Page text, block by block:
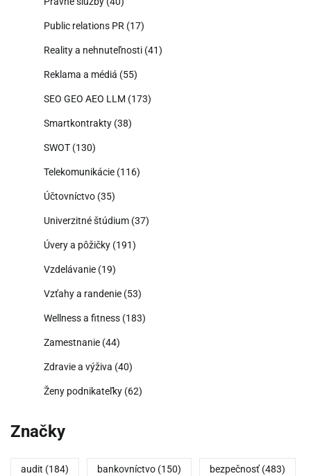
Public relations PR (17)
Reality a nehnuteľnosti (41)
Reklama a médiá (55)
SEO GEO AEO LLM (173)
Smartkontrakty (38)
SWOT (130)
Telekomunikácie (116)
Účtovníctvo (35)
Univerzitné štúdium (37)
Úvery a pôžičky (191)
Vzdelávanie (19)
Vzťahy a randenie (53)
Wellness a fitness (183)
Zamestnanie (44)
Zdravie a výživa (40)
Ženy podnikateľky (62)
Značky
audit (184) bankovníctvo (150) bezpečnosť (483)